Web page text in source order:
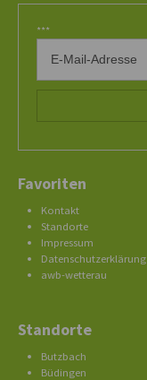
***
Favoriten
Kontakt
Standorte
Impressum
Datenschutzerklärung
awb-wetterau
Standorte
Butzbach
Büdingen